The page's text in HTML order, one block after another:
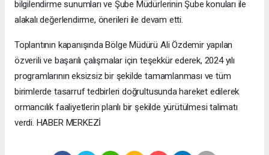
bilgilendirme sunumları ve Şube Müdürlerinin Şube konuları ile
alakalı değerlendirme, önerileri ile devam etti.
Toplantının kapanışında Bölge Müdürü Ali Özdemir yapılan
özverili ve başarılı çalışmalar için teşekkür ederek, 2024 yılı
programlarının eksizsiz bir şekilde tamamlanması ve tüm
birimlerde tasarruf tedbirleri doğrultusunda hareket edilerek
ormancılık faaliyetlerin planlı bir şekilde yürütülmesi talimatı
verdi. HABER MERKEZİ